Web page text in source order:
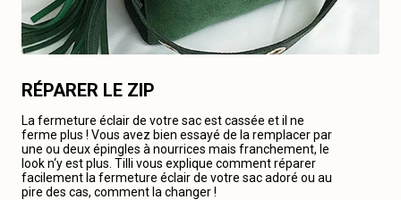
RÉPARER LE ZIP
La fermeture éclair de votre sac est cassée et il ne
ferme plus ! Vous avez bien essayé de la remplacer par
une ou deux épingles à nourrices mais franchement, le
look n‘y est plus. Tilli vous explique comment réparer
facilement la fermeture éclair de votre sac adoré ou au
pire des cas, comment la changer !